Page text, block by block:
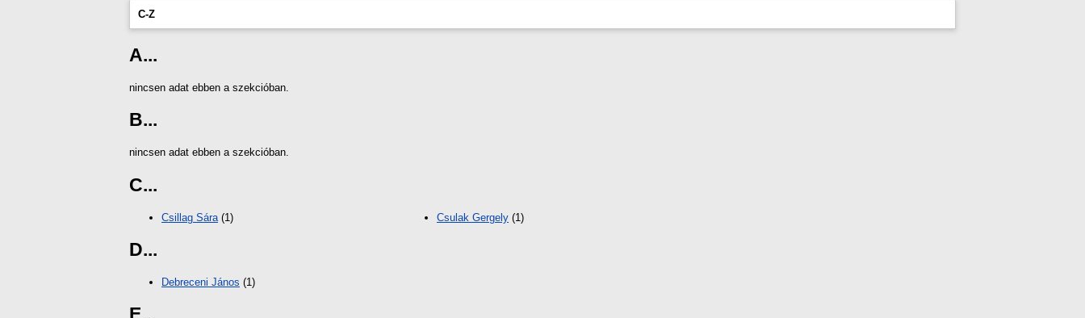
C-Z
A...
nincsen adat ebben a szekcióban.
B...
nincsen adat ebben a szekcióban.
C...
Csillag Sára (1) Csulak Gergely (1)
D...
Debreceni János (1)